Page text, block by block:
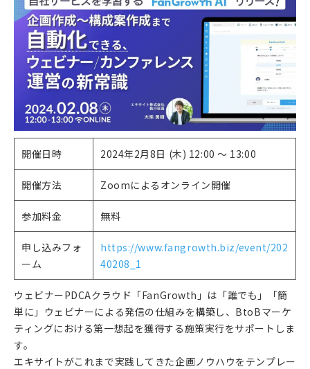
開催日時 2024年2月8日 (木) 12:00 〜 13:00
開催方法 Zoomによるオンライン開催
参加料金 無料
申し込みフォ
ーム
https://www.fangrowth.biz/event/202
40208_1
ウェビナーPDCAクラウド「FanGrowth」は「誰でも」「簡
単に」ウェビナーによる発信の仕組みを構築し、BtoBマーケ
ティングにおける第一想起を獲得する施策実行をサポートしま
す。
エキサイトがこれまで実践してきた企画ノウハウをテンプレー